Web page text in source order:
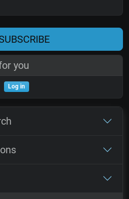
you
Log in